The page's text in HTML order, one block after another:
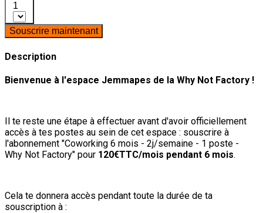
1
Souscrire maintenant
Description
Bienvenue à l'espace Jemmapes de la Why Not Factory !
Il te reste une étape à effectuer avant d'avoir officiellement
accès à tes postes au sein de cet espace : souscrire à
l'abonnement "Coworking 6 mois - 2j/semaine - 1 poste -
Why Not Factory" pour 120€TTC/mois pendant 6 mois.
Cela te donnera accès pendant toute la durée de ta
souscription à :